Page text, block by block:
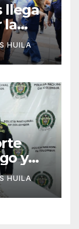
llega
la
HUILA
y
HUILA